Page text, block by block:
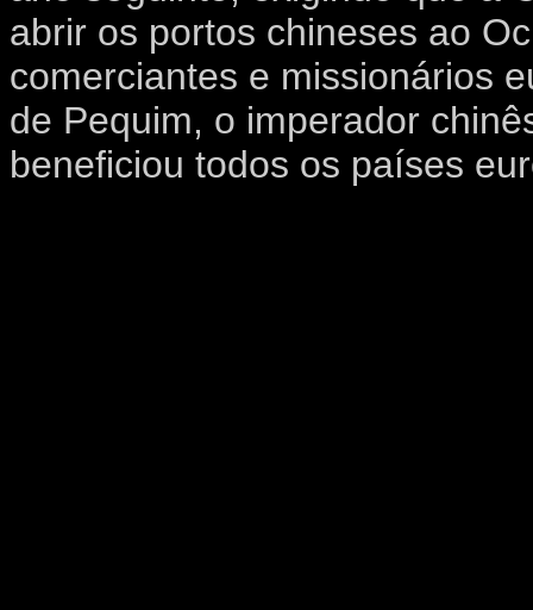
abrir os portos chineses ao
comerciantes e missionários
de Pequim, o imperador
beneficiou todos os países